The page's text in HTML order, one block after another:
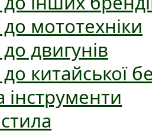
мототехніки
двигунів
китайської
інструменти